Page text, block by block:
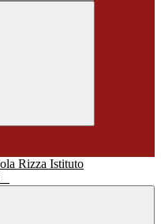
Istituto